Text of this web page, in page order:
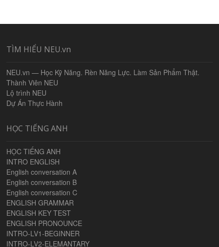
TÌM HIỂU NEU.vn
NEU.vn — Học Kỹ Năng. Rèn Năng Lực. Làm Sản Phẩm Thật.
Thành Viên NEU
Lộ trình NEU
Dự Án Thực Hành
HỌC TIẾNG ANH
HỌC TIẾNG ANH
INTRO ENGLISH
English conversation A
English conversation B
English conversation C
ENGLISH GRAMMAR
ENGLISH KEY TEST
ENGLISH PRONOUNCE
INTRO-LV1-BEGINNER
INTRO-LV2-ELEMANTARY